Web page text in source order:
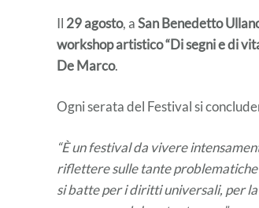
Il 29 agosto, aSan Benedetto
workshop artistico “Di segni e di
De Marco.
Ogni serata del Festival si
“È un festival da vivere
riflettere sulle tante problematiche
si batte per i diritti universali, per